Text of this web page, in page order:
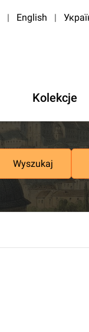
| English |
Kolekcje
Wyszukaj